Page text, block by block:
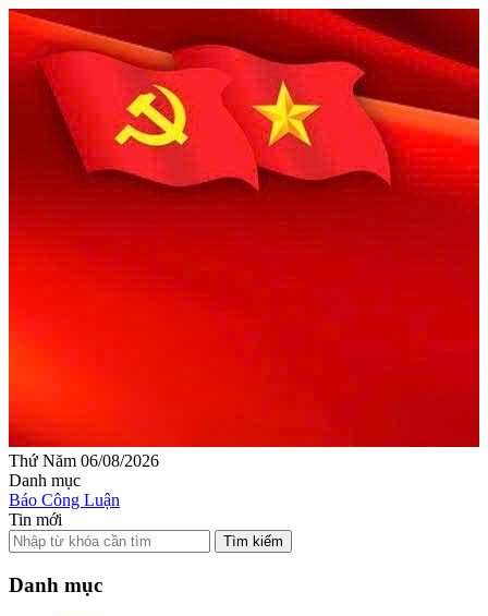
Thứ Năm 06/08/2026
Danh mục
Báo Công Luận
Tin mới
Tìm kiếm
Danh mục